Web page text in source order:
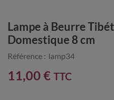
Lampe à Beurre
Domestique 8 cm
Référence : lamp34
11,00 € TTC